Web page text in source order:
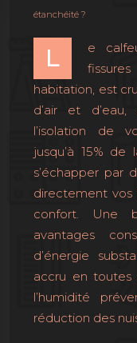
étanchéité ?
L
e
habitation, est
d’air et d’eau,
l’isolation de
jusqu’à 15%
s’échapper par
directement
confort. Une
avantages
d’énergie
accru en toutes
l’humidité
réduction des